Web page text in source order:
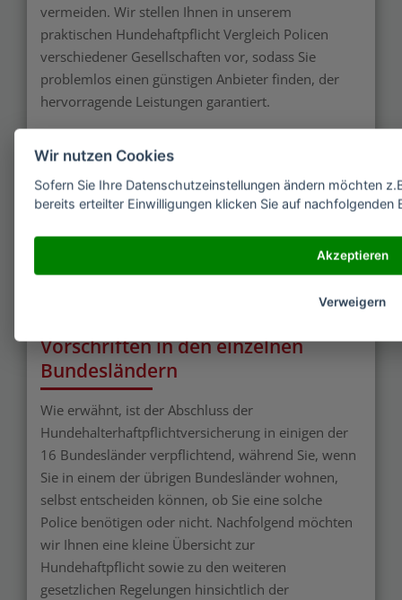
vermeiden. Wir stellen Ihnen in unserem
praktischen Hundehaftpflicht Vergleich Policen
verschiedener Gesellschaften vor, sodass Sie
problemlos einen günstigen Anbieter finden, der
hervorragende Leistungen garantiert.
Bedenken Sie zudem, dass es keine Rolle spielt, ob
oder nicht. Sie werden hierfür haftbar gemacht! Die
Versicherungsgesellschaft zahlt im Rahmen der
vereinbarten Deckungssumme die Ansprüche
Dritter und kümmert sich auch darum, eventuell
unberechtigte Forderungen abzuwehren.
Vorschriften in den einzelnen
Bundesländern
Wie erwähnt, ist der Abschluss der
Hundehalterhaftpflichtversicherung in einigen der
16 Bundesländer verpflichtend, während Sie, wenn
Sie in einem der übrigen Bundesländer wohnen,
selbst entscheiden können, ob Sie eine solche
Police benötigen oder nicht. Nachfolgend möchten
wir Ihnen eine kleine Übersicht zur
Hundehaftpflicht sowie zu den weiteren
gesetzlichen Regelungen hinsichtlich der
Wir nutzen Cookies
Sofern Sie Ihre Datenschutzeinstellungen ändern möchten
bereits erteilter Einwilligungen klicken Sie auf nachfolgenden
Akzeptieren
Verweigern